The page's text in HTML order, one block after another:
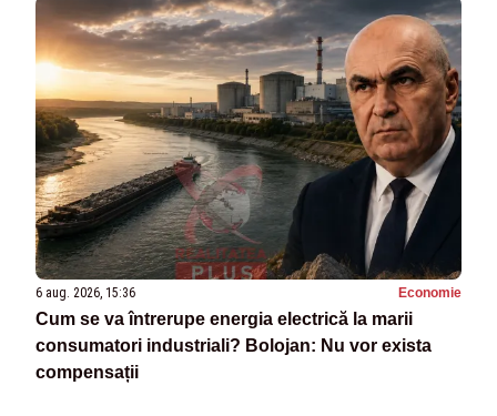
6 aug. 2026, 15:36 Economie
Cum se va întrerupe energia electrică la marii
consumatori industriali? Bolojan: Nu vor exista
compensații